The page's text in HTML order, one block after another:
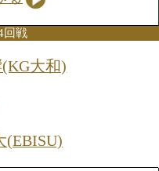
をみる
は、ジャブを起
立てるテクニシ